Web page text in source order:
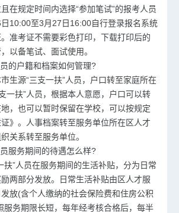
在规定时间内选择“参加笔试”的报考人员
10:00至3月27日16:00自行登录报名系统
准考证不需要彩色打印，下载打印后的
以备笔试、面试使用。
的户籍和档案如何管理?
生源“三支一扶”人员，户口转至家庭所在
一扶”人员，根据本人意愿，户口可以转
，也可以暂时保留在学校，可以按规定
》。人事档案转至服务单位所在区人才
关系转至服务单位。
服务期间的待遇怎么样?
扶”人员在服务期间的生活补贴，分为日常
两部分发放。日常生活补贴由区人才服
放(含个人缴纳的社会保险费和住房公积
服务期限长短，每年经考核合格后，每半